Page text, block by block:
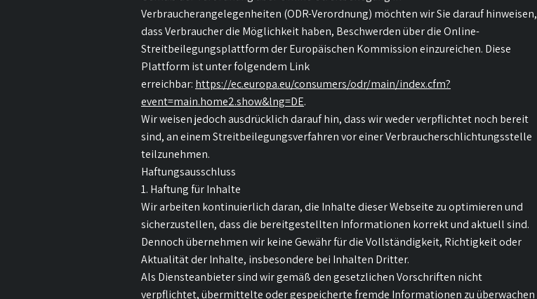
Verbraucherangelegenheiten (ODR-Verordnung) möchten wir Sie darauf hinweisen,
dass Verbraucher die Möglichkeit haben, Beschwerden über die Online-
Streitbeilegungsplattform der Europäischen Kommission einzureichen. Diese
Plattform ist unter folgendem Link
erreichbar: https://ec.europa.eu/consumers/odr/main/index.cfm?
event=main.home2.show&lng=DE.
Wir weisen jedoch ausdrücklich darauf hin, dass wir weder verpflichtet noch bereit
sind, an einem Streitbeilegungsverfahren vor einer Verbraucherschlichtungsstelle
teilzunehmen.
Haftungsausschluss
1. Haftung für Inhalte
Wir arbeiten kontinuierlich daran, die Inhalte dieser Webseite zu optimieren und
sicherzustellen, dass die bereitgestellten Informationen korrekt und aktuell sind.
Dennoch übernehmen wir keine Gewähr für die Vollständigkeit, Richtigkeit oder
Aktualität der Inhalte, insbesondere bei Inhalten Dritter.
Als Diensteanbieter sind wir gemäß den gesetzlichen Vorschriften nicht
verpflichtet, übermittelte oder gespeicherte fremde Informationen zu überwachen